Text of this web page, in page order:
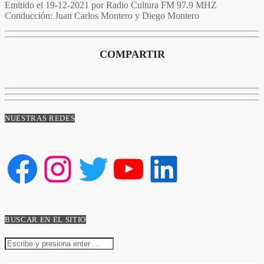
Emitido el 19-12-2021 por Radio Cultura FM 97.9 MHZ
Conducción: Juan Carlos Montero y Diego Montero
COMPARTIR
NUESTRAS REDES
Facebook
Instagram
Twitter
YouTube
LinkedIn
BUSCAR EN EL SITIO